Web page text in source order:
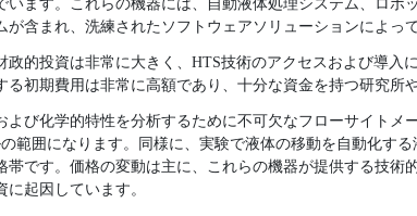
います。これらの機器には、自動液体処理システム、ロボ
が含まれ、洗練されたソフトウェアソリューションによっ
政的投資は非常に大きく、HTS技術のアクセスおよび導入
る初期費用は非常に高額であり、十分な資金を持つ研究所
よび化学的特性を分析するために不可欠なフローサイトメ
範囲になります。同様に、実験で液体の移動を自動化す
帯です。価格の変動は主に、これらの機器が提供する技
起因しています。